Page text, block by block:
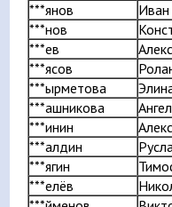
***янов
Иван
***нов
***ев
***ясов
***ырметова
***ашникова
***инин
***алдин
***ягин
***елёв